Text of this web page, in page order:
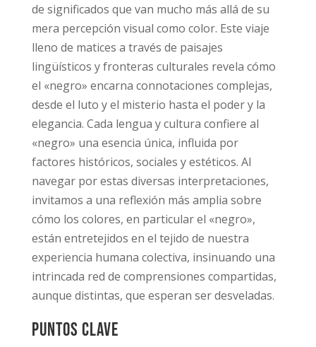
de significados que van mucho más allá de su
mera percepción visual como color. Este viaje
lleno de matices a través de paisajes
lingüísticos y fronteras culturales revela cómo
el «negro» encarna connotaciones complejas,
desde el luto y el misterio hasta el poder y la
elegancia. Cada lengua y cultura confiere al
«negro» una esencia única, influida por
factores históricos, sociales y estéticos. Al
navegar por estas diversas interpretaciones,
invitamos a una reflexión más amplia sobre
cómo los colores, en particular el «negro»,
están entretejidos en el tejido de nuestra
experiencia humana colectiva, insinuando una
intrincada red de comprensiones compartidas,
aunque distintas, que esperan ser desveladas.
Puntos clave